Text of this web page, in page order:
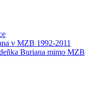
v MZB 1992-2011
Buriana mimo MZB